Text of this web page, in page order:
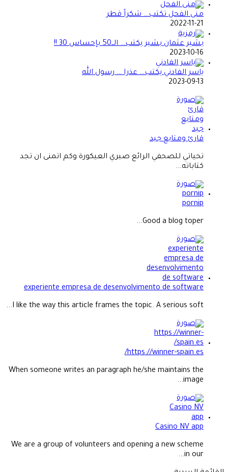
منى الفحل تكتب… شكراً قطر
2022-11-21
بشير عثمان بشير يكتب… الــ50 بإحساس 30 !!
2023-10-16
ياسر الفادني يكتب… عذرا … رسول الله
2023-09-13
قارئ ومتابع جيد
تحياتي للصحفي الرائع صبري العيكورة وكم اتمنى ان تجد
كتاباته...
pornip
Good a blog toper...
experiente empresa de desenvolvimento de software
I like the way this article frames the topic. A serious soft...
https://winner-spain.es/
When someone writes an paragraph he/she maintains the
image...
Casino NV app
We are a group of volunteers and opening a new scheme
in our...